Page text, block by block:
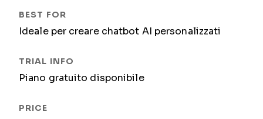
Ideale per creare chatbot AI personalizzati
Piano gratuito disponibile